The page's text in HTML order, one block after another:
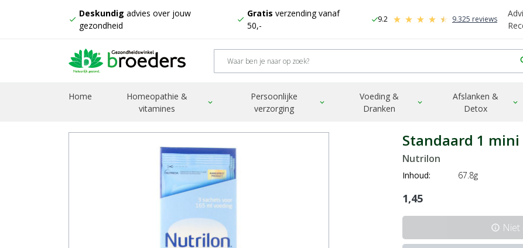
check
Deskundig advies over jouw
gezondheid
check
Gratis verzending vanaf
50,-
check9.2 9.325 reviews
Home
Homeopathie &
vitamines
expand_more
Persoonlijke
verzorging
expand_more
Voeding &
Dranken
expand_more
Afslanken &
Detox
expand_more
Home Producten Standaard 1 mini 23 gram
Standaard 1 mini
Nutrilon
Inhoud: 67.8g
1,45
info Niet